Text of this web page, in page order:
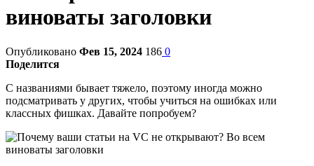
виноваты заголовки
Опубликовано Фев 15, 2024 186 0
Поделится
С названиями бывает тяжело, поэтому иногда можно
подсматривать у других, чтобы учиться на ошибках или
классных фишках. Давайте попробуем?